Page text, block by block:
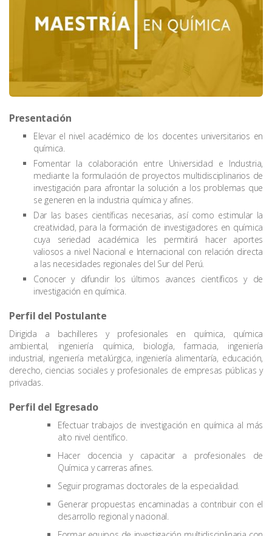
Presentación
Elevar el nivel académico de los docentes universitarios en
química.
Fomentar la colaboración entre Universidad e Industria,
mediante la formulación de proyectos multidisciplinarios de
investigación para afrontar la solución a los problemas que
se generen en la industria química y afines.
Dar las bases científicas necesarias, así como estimular la
creatividad, para la formación de investigadores en química
cuya seriedad académica les permitirá hacer aportes
valiosos a nivel Nacional e Internacional con relación directa
a las necesidades regionales del Sur del Perú.
Conocer y difundir los últimos avances científicos y de
investigación en química.
Perfil del Postulante
Dirigida a bachilleres y profesionales en química, química
ambiental, ingeniería química, biología, farmacia, ingeniería
industrial, ingeniería metalúrgica, ingeniería alimentaría, educación,
derecho, ciencias sociales y profesionales de empresas públicas y
privadas.
Perfil del Egresado
Efectuar trabajos de investigación en química al más
alto nivel científico.
Hacer docencia y capacitar a profesionales de
Química y carreras afines.
Seguir programas doctorales de la especialidad.
Generar propuestas encaminadas a contribuir con el
desarrollo regional y nacional.